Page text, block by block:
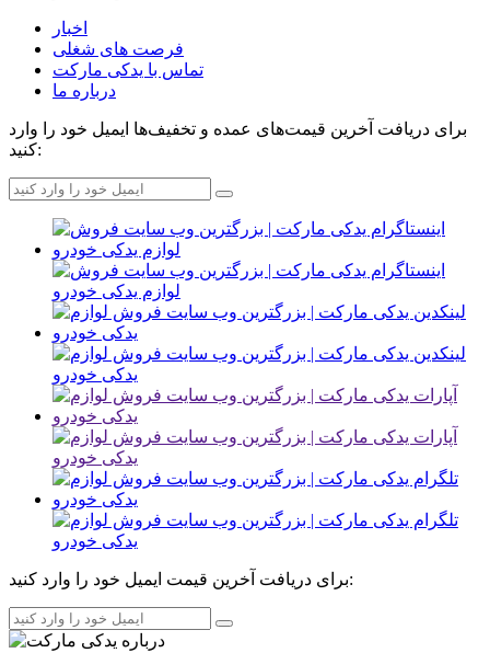
اخبار
فرصت های شغلی
تماس با یدکی مارکت
درباره ما
برای دریافت آخرین قیمت‌های عمده و تخفیف‌ها ایمیل خود را وارد
کنید:
برای دریافت آخرین قیمت ایمیل خود را وارد کنید: